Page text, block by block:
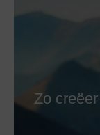
Zo